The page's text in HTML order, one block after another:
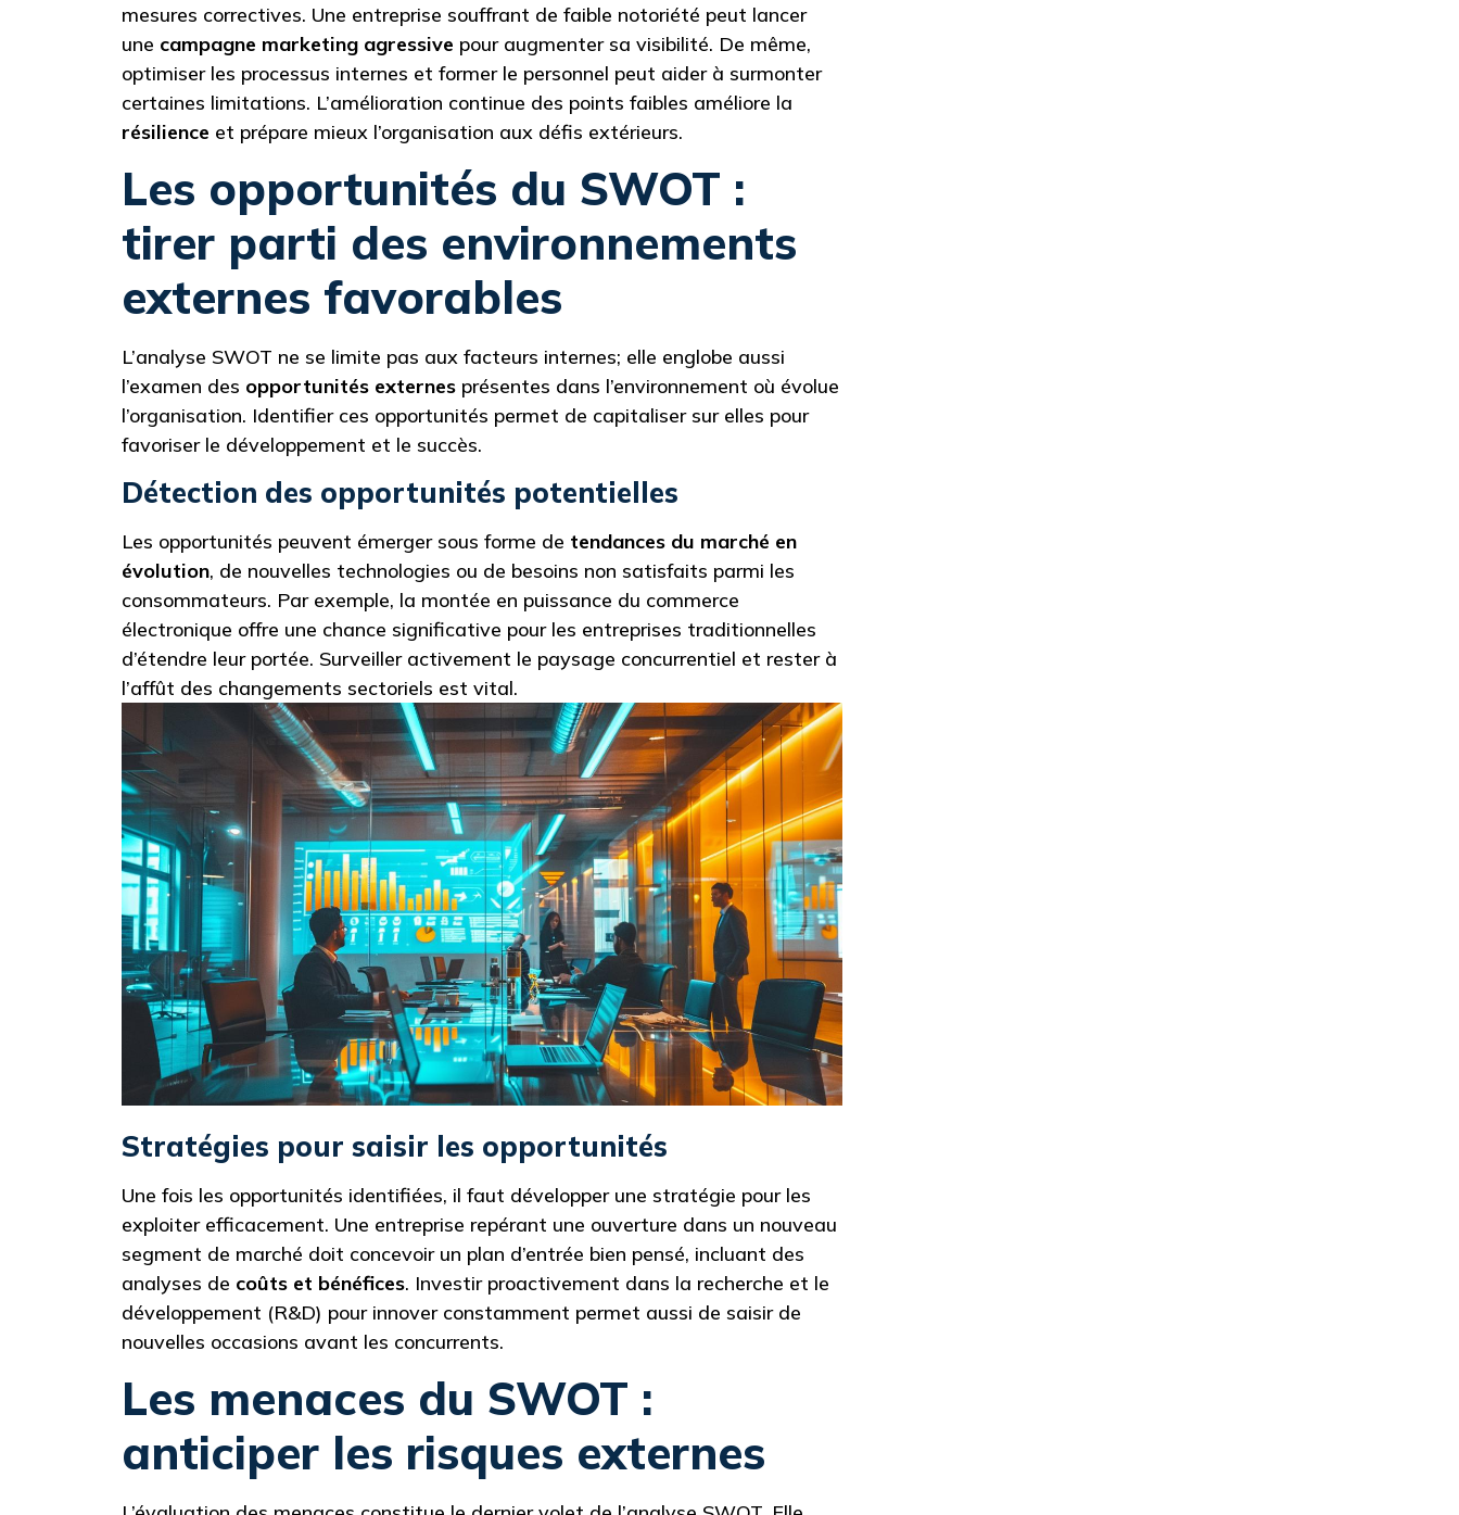
mesures correctives. Une entreprise souffrant de faible notoriété peut lancer
une campagne marketing agressive pour augmenter sa visibilité. De même,
optimiser les processus internes et former le personnel peut aider à surmonter
certaines limitations. L’amélioration continue des points faibles améliore la
résilience et prépare mieux l’organisation aux défis extérieurs.
Les opportunités du SWOT :
tirer parti des environnements
externes favorables
L’analyse SWOT ne se limite pas aux facteurs internes; elle englobe aussi
l’examen des opportunités externes présentes dans l’environnement où évolue
l’organisation. Identifier ces opportunités permet de capitaliser sur elles pour
favoriser le développement et le succès.
Détection des opportunités potentielles
Les opportunités peuvent émerger sous forme de tendances du marché en
évolution, de nouvelles technologies ou de besoins non satisfaits parmi les
consommateurs. Par exemple, la montée en puissance du commerce
électronique offre une chance significative pour les entreprises traditionnelles
d’étendre leur portée. Surveiller activement le paysage concurrentiel et rester à
l’affût des changements sectoriels est vital.
Stratégies pour saisir les opportunités
Une fois les opportunités identifiées, il faut développer une stratégie pour les
exploiter efficacement. Une entreprise repérant une ouverture dans un nouveau
segment de marché doit concevoir un plan d’entrée bien pensé, incluant des
analyses de coûts et bénéfices. Investir proactivement dans la recherche et le
développement (R&D) pour innover constamment permet aussi de saisir de
nouvelles occasions avant les concurrents.
Les menaces du SWOT :
anticiper les risques externes